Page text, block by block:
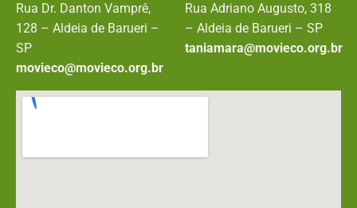
Rua Dr. Danton Vamprê,
128 – Aldeia de Barueri –
SP
movieco@movieco.org.br
Rua Adriano Augusto, 318
– Aldeia de Barueri – SP
taniamara@movieco.org.br